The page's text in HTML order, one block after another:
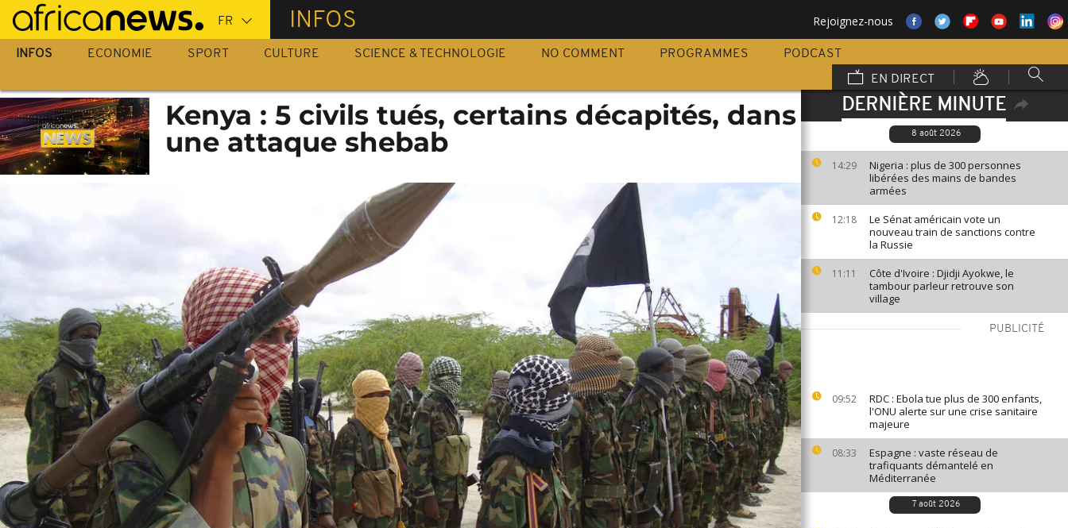
Passer
au
contenu
INFOS Rejoignez-nous
INFOS ECONOMIE SPORT CULTURE SCIENCE & TECHNOLOGIE NO COMMENT PROGRAMMES
PODCAST
EN DIRECT
DERNIÈRE MINUTE
8 août 2026
14:29
Nigeria : plus de 300 personnes
libérées des mains de bandes
armées
12:18
Le Sénat américain vote un
nouveau train de sanctions contre
la Russie
11:11
Côte d'Ivoire : Djidji Ayokwe, le
tambour parleur retrouve son
village
PUBLICITÉ
09:52
RDC : Ebola tue plus de 300 enfants,
l'ONU alerte sur une crise sanitaire
majeure
08:33
Espagne : vaste réseau de
trafiquants démantelé en
Méditerranée
7 août 2026
Kenya : 5 civils tués, certains décapités, dans
une attaque shebab